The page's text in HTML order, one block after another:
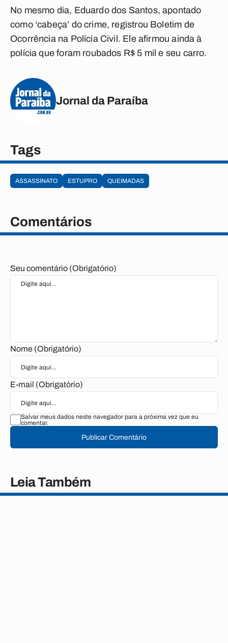
No mesmo dia, Eduardo dos Santos, apontado
como ‘cabeça’ do crime, registrou Boletim de
Ocorrência na Polícia Civil. Ele afirmou ainda à
polícia que foram roubados R$ 5 mil e seu carro.
Jornal da Paraíba
Tags
ASSASSINATO ESTUPRO QUEIMADAS
Comentários
Seu comentário (Obrigatório)
Nome (Obrigatório)
E-mail (Obrigatório)
Salvar meus dados neste navegador para a próxima vez que eu
comentar.
Publicar Comentário
Leia Também